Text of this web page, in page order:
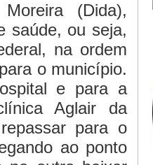
(Dida),
saúde, ou seja,
na ordem
o município.
e para a
Aglair da
para o
ao ponto